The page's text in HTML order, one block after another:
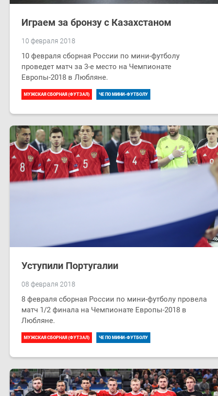
10 февраля 2018
Играем за бронзу с Казахстаном
10 февраля сборная России по мини-футболу
проведет матч за 3-е место на Чемпионате
Европы-2018 в Любляне.
МУЖСКАЯ СБОРНАЯ (ФУТЗАЛ) ЧЕ ПО МИНИ-ФУТБОЛУ
08 февраля 2018
Уступили Португалии
8 февраля сборная России по мини-футболу провела
матч 1/2 финала на Чемпионате Европы-2018 в
Любляне.
МУЖСКАЯ СБОРНАЯ (ФУТЗАЛ) ЧЕ ПО МИНИ-ФУТБОЛУ